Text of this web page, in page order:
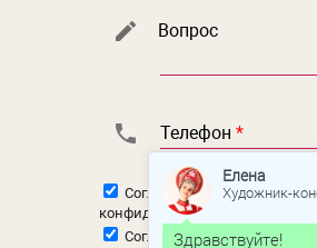
Вопрос
Телефон *
Согласен с политикой
конфиденциальности
Согласен наобработку
Елена
Художник-
Здравствуйте!